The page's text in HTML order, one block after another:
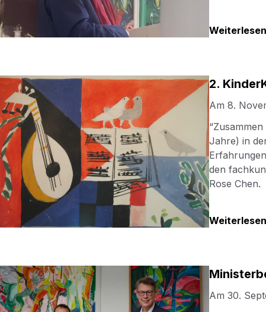
Weiterlesen
2.
Am 8.
Jahre) in
den
Rose Chen.
Weiterlesen
Am 30.